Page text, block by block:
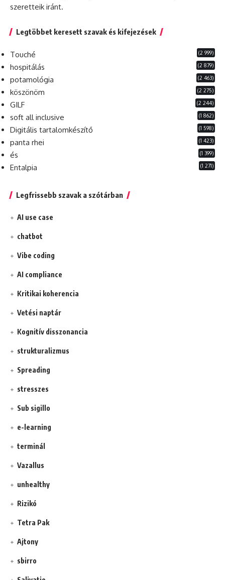
szeretteik iránt.
Legtöbbet keresett szavak és kifejezések
Touché (2 999)
hospitálás (2 879)
potamológia (2 463)
köszönöm (2 275)
GILF (2 244)
soft all inclusive (1 862)
Digitális tartalomkészítő (1 598)
panta rhei (1 423)
és (1 399)
Entalpia (1 271)
Legfrissebb szavak a szótárban
AI use case
chatbot
Vibe coding
AI compliance
Kritikai koherencia
Vetési naptár
Kognitív disszonancia
strukturalizmus
Spreading
stresszes
Sub sigillo
e-learning
terminál
Vazallus
unhealthy
Rizikó
Tetra Pak
Ajtony
sbirro